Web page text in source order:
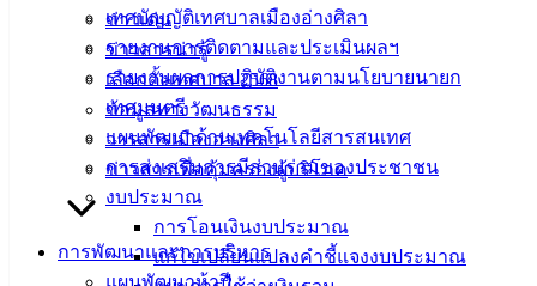
เทศบัญญัติเทศบาลเมืองอ่างศิลา
รายงานการติดตามและประเมินผลฯ
รายงานผลการปฏิบัติงานตามนโยบายนายก
เทศมนตรี
แผนพัฒนาด้านเทคโนโลยีสารสนเทศ
การส่งเสริมการมีส่วนร่วมของประชาชน
งบประมาณ
การโอนเงินงบประมาณ
แก้ไขเปลี่ยนแปลงคำชี้แจงงบประมาณ
ข่าวเด่น
ข่าวสารน่ารู้
เลือกตั้งเทศบาล 2568
ข้อมูลทางวัฒนธรรม
วารสารเมืองอ่างศิลา
ข่าวสารเพื่อคุ้มครองผู้บริโภค
การพัฒนาและการบริหาร
แผนพัฒนาห้าปี
ประชาชน/
คู่มือการ
ข่าวสาร
ข้อมูล
ข่าวสาร
อิเล็กทรอนิกส์